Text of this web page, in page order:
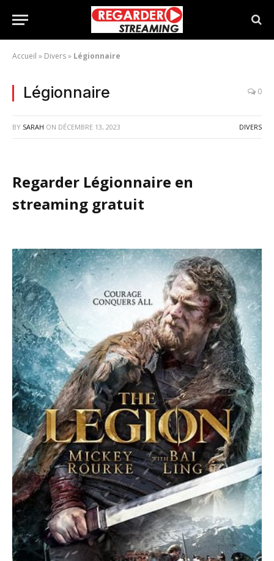
Accueil » Divers» Légionnaire
Légionnaire 0
BY SARAH ON DÉCEMBRE 13, 2023 DIVERS
Regarder Légionnaire en
streaming gratuit